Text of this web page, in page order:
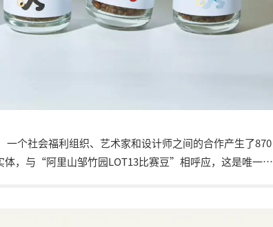
个社会福利组织、艺术家和设计师之间的合作产生了870
体，与“阿里山邹竹园LOT13比赛豆”相呼应，这是唯一一